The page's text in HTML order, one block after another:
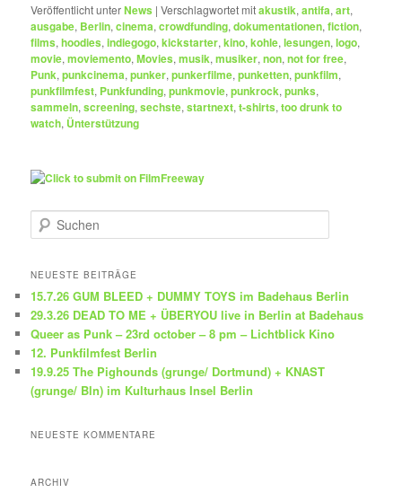
Veröffentlicht unterNews |Verschlagwortet mitakustik,antifa,art,
ausgabe, Berlin,cinema,crowdfunding,dokumentationen,fiction,
films,hoodies,indiegogo,kickstarter,kino,kohle,lesungen,logo,
movie,moviemento,Movies,musik,musiker,non,not for free,
Punk,punkcinema,punker,punkerfilme,punketten,punkfilm,
punkfilmfest, Punkfunding,punkmovie,punkrock,punks,
sammeln,screening,sechste,startnext,t-shirts,too drunk to
watch, Ünterstützung
u
h
n
NEUESTE BEITRÄGE
15.7.26 GUM BLEED + DUMMY TOYS im Badehaus Berlin
29.3.26 DEAD TO ME + ÜBERYOU live in Berlin at Badehaus
Queer as Punk – 23rd october – 8 pm – Lichtblick Kino
12. Punkfilmfest Berlin
19.9.25 The Pighounds (grunge/ Dortmund) + KNAST
(grunge/ Bln) im Kulturhaus Insel Berlin
NEUESTE KOMMENTARE
ARCHIV